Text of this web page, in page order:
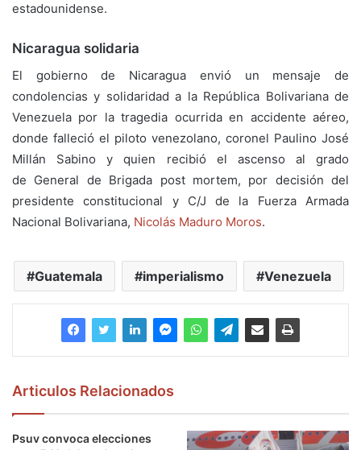
estadounidense.
Nicaragua solidaria
El gobierno de Nicaragua envió un mensaje de
condolencias y solidaridad a la República Bolivariana de
Venezuela por la tragedia ocurrida en accidente aéreo,
donde falleció el piloto venezolano, coronel Paulino José
Millán Sabino y quien recibió el ascenso al grado
de General de Brigada post mortem, por decisión del
presidente constitucional y C/J de la Fuerza Armada
Nacional Bolivariana, Nicolás Maduro Moros.
Guatemala imperialismo Venezuela
Articulos Relacionados
Psuv convoca elecciones